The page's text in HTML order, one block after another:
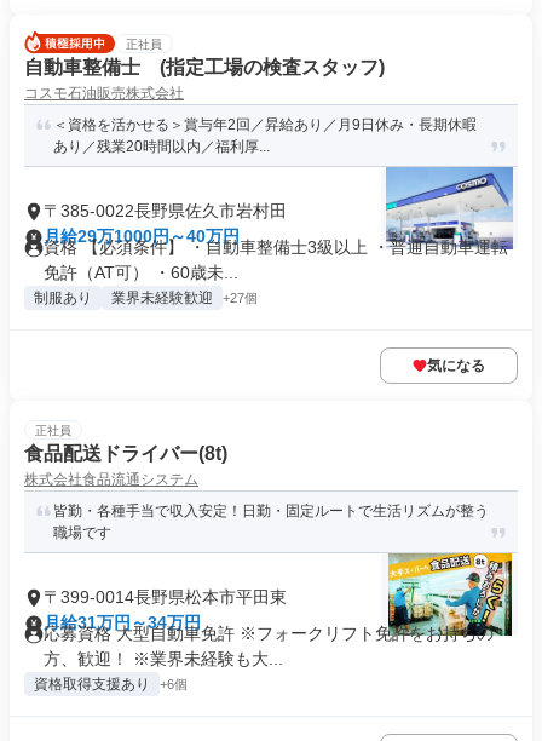
正社員
自動車整備士 (指定工場の検査スタッフ)
コスモ石油販売株式会社
＜資格を活かせる＞賞与年2回／昇給あり／月9日休み・長期休暇
あり／残業20時間以内／福利厚...
〒385-0022長野県佐久市岩村田
月給29万1000円～40万円
資格 【必須条件】 ・自動車整備士3級以上 ・普通自動車運転
免許（AT可） ・60歳未...
制服あり 業界未経験歓迎 +27個
気になる
正社員
食品配送ドライバー(8t)
株式会社食品流通システム
皆勤・各種手当で収入安定！日勤・固定ルートで生活リズムが整う
職場です
〒399-0014長野県松本市平田東
月給31万円～34万円
応募資格 大型自動車免許 ※フォークリフト免許をお持ちの
方、歓迎！ ※業界未経験も大...
資格取得支援あり +6個